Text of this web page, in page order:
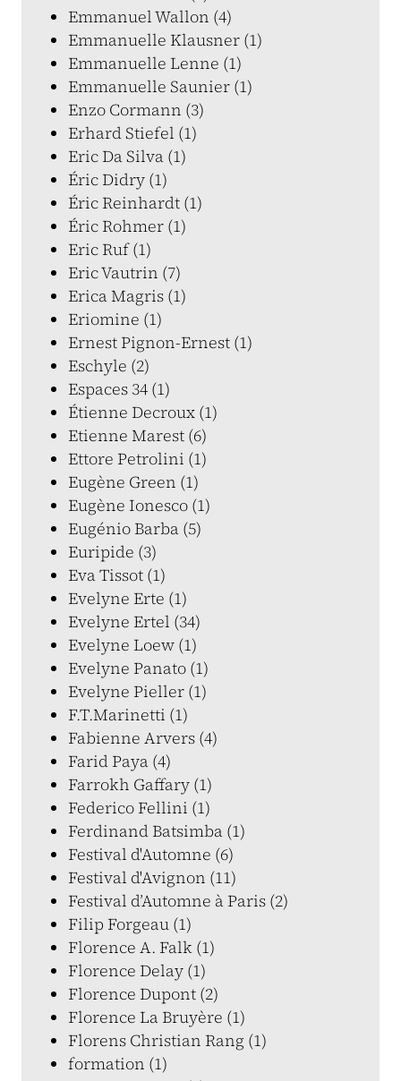
Emmanuel Wallon (4)
Emmanuelle Klausner (1)
Emmanuelle Lenne (1)
Emmanuelle Saunier (1)
Enzo Cormann (3)
Erhard Stiefel (1)
Eric Da Silva (1)
Éric Didry (1)
Éric Reinhardt (1)
Éric Rohmer (1)
Eric Ruf (1)
Eric Vautrin (7)
Erica Magris (1)
Eriomine (1)
Ernest Pignon-Ernest (1)
Eschyle (2)
Espaces 34 (1)
Étienne Decroux (1)
Etienne Marest (6)
Ettore Petrolini (1)
Eugène Green (1)
Eugène Ionesco (1)
Eugénio Barba (5)
Euripide (3)
Eva Tissot (1)
Evelyne Erte (1)
Evelyne Ertel (34)
Evelyne Loew (1)
Evelyne Panato (1)
Evelyne Pieller (1)
F.T.Marinetti (1)
Fabienne Arvers (4)
Farid Paya (4)
Farrokh Gaffary (1)
Federico Fellini (1)
Ferdinand Batsimba (1)
Festival d'Automne (6)
Festival d'Avignon (11)
Festival d’Automne à Paris (2)
Filip Forgeau (1)
Florence A. Falk (1)
Florence Delay (1)
Florence Dupont (2)
Florence La Bruyère (1)
Florens Christian Rang (1)
formation (1)